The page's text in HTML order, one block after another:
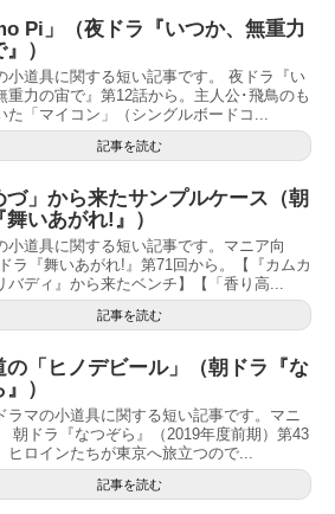
Pi」（夜ドラ『いつか、無重力
）
小道具に関する短い記事です。 夜ドラ『い
重力の宙で』第12話から。主人公･飛鳥のも
た「マイコン」（シングルボードコ...
記事を読む
づ」から来たサンプルケース（朝
舞いあがれ!』）
小道具に関する短い記事です。マニア向
ラ『舞いあがれ!』第71回から。【『カムカ
バディ』から来たベンチ】【「香り高...
記事を読む
の「ヒノデビール」（朝ドラ『な
）
ラマの小道具に関する短い記事です。マニ
朝ドラ『なつぞら』（2019年度前期）第43
ヒロインたちが東京へ旅立つので...
記事を読む